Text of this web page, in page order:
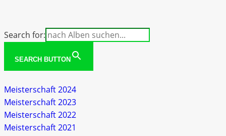
Search for:
SEARCH BUTTON
Meisterschaft 2024
Meisterschaft 2023
Meisterschaft 2022
Meisterschaft 2021